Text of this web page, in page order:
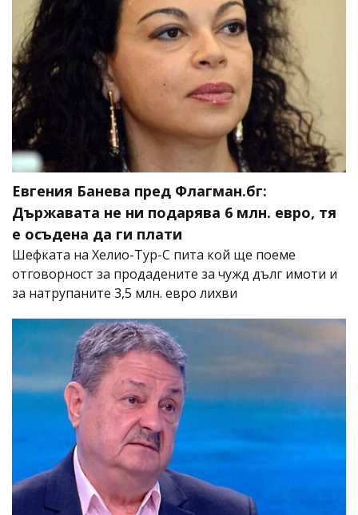
Евгения Банева пред Флагман.бг:
Държавата не ни подарява 6 млн. евро, тя
е осъдена да ги плати
Шефката на Хелио-Тур-С пита кой ще поеме
отговорност за продадените за чужд дълг имоти и
за натрупаните 3,5 млн. евро лихви